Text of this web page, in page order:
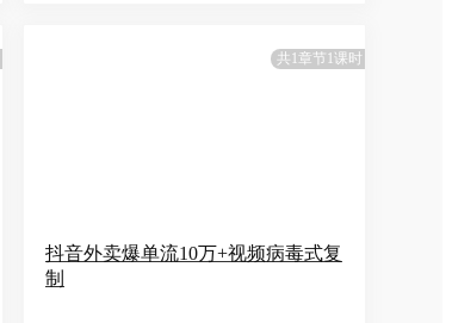
共1章节1课时
抖音外卖爆单流10万+视频病毒式复
制